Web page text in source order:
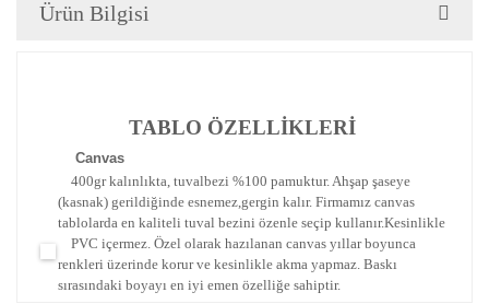
Ürün Bilgisi
TABLO ÖZELLİKLERİ
Canvas
400gr kalınlıkta, tuvalbezi %100 pamuktur. Ahşap şaseye
(kasnak) gerildiğinde esnemez,gergin kalır. Firmamız canvas
tablolarda en kaliteli tuval bezini özenle seçip kullanır.Kesinlikle
PVC içermez. Özel olarak hazılanan canvas yıllar boyunca
renkleri üzerinde korur ve kesinlikle akma yapmaz. Baskı
sırasındaki boyayı en iyi emen özelliğe sahiptir.